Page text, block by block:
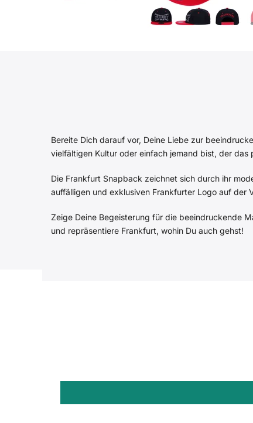
Bereite Dich darauf vor, Deine Liebe zur
vielfältigen Kultur oder einfach jemand bist, der
Die Frankfurt Snapback zeichnet sich durch ihr
auffälligen und exklusiven Frankfurter Logo auf der
Zeige Deine Begeisterung für die beeindruckende
und repräsentiere Frankfurt, wohin Du auch gehst!